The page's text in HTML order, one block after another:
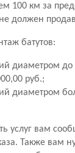
100 км за
должен
батутов:
диаметром до
руб.;
диаметром
услуг вам
Также вам